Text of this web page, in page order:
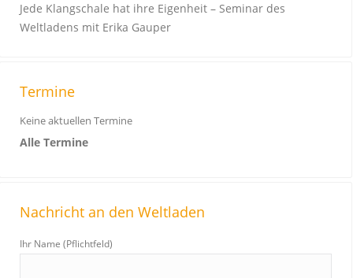
Jede Klangschale hat ihre Eigenheit – Seminar des
Weltladens mit Erika Gauper
Termine
Keine aktuellen Termine
Alle Termine
Nachricht an den Weltladen
Ihr Name (Pflichtfeld)